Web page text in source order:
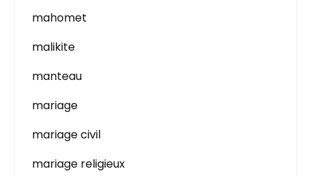
mahomet
malikite
manteau
mariage
mariage civil
mariage religieux